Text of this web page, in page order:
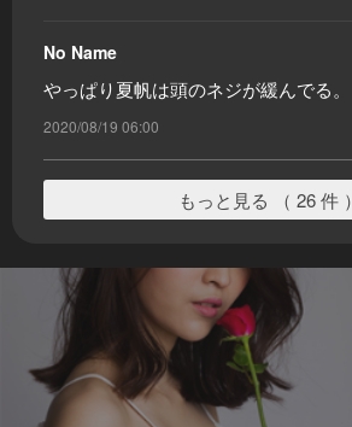
No Name
やっぱり夏帆は頭のネジが緩んでる。
2020/08/19 06:00
もっと見る （ 26 件 ）